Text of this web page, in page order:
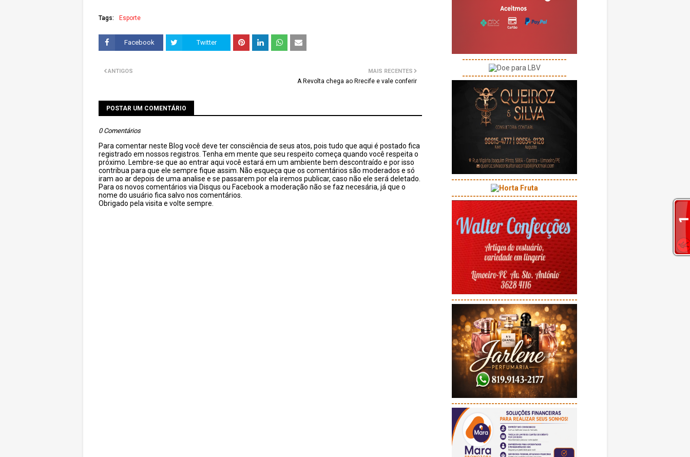
Tags: Esporte
Facebook Twitter
MAIS RECENTES
A Revolta chega ao Rrecife e vale conferir
ANTIGOS
POSTAR UM COMENTÁRIO
0 Comentários
Para comentar neste Blog você deve ter consciência de seus atos, pois tudo que aqui é postado fica
registrado em nossos registros. Tenha em mente que seu respeito começa quando você respeita o
próximo. Lembre-se que ao entrar aqui você estará em um ambiente bem descontraído e por isso
contribua para que ele sempre fique assim. Não esqueça que os comentários são moderados e só
iram ao ar depois de uma analise e se passarem por ela iremos publicar, caso não ele será deletado.
Para os novos comentários via Disqus ou Facebook a moderação não se faz necesária, já que o
nome do usuário fica salvo nos comentários.
Obrigado pela visita e volte sempre.
----------------------------------
----------------------------------
-----------------------------------------
-----------------------------------------
-----------------------------------------
-----------------------------------------